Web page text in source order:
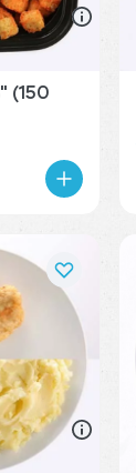
(150
В